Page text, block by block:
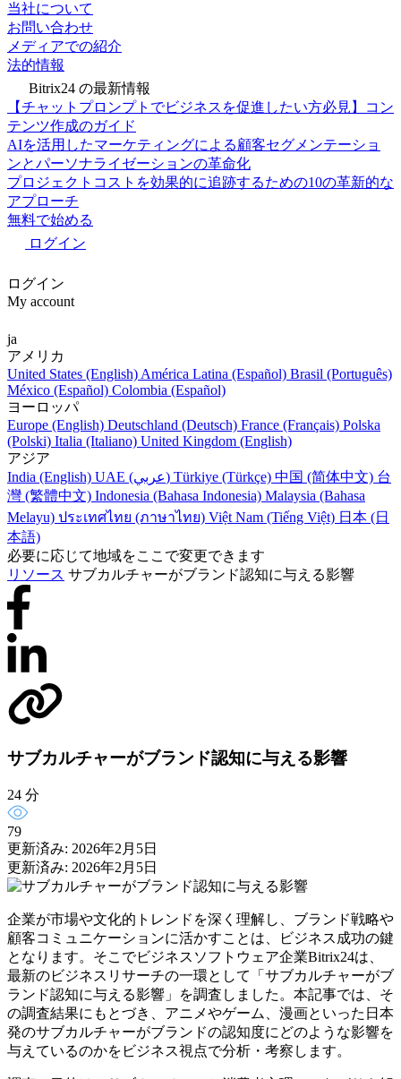
当社について
お問い合わせ
メディアでの紹介
法的情報
Bitrix24 の最新情報
【チャットプロンプトでビジネスを促進したい方必見】コン
テンツ作成のガイド
AIを活用したマーケティングによる顧客セグメンテーショ
ンとパーソナライゼーションの革命化
プロジェクトコストを効果的に追跡するための10の革新的な
アプローチ
無料で始める
ログイン
ログイン
My account
ja
アメリカ
United States (English) América Latina (Español) Brasil (Português)
México (Español) Colombia (Español)
ヨーロッパ
Europe (English) Deutschland (Deutsch) France (Français) Polska
(Polski) Italia (Italiano) United Kingdom (English)
アジア
India (English)
UAE (عربي) Türkiye (Türkçe) 中国 (简体中文) 台
灣 (繁體中文) Indonesia (Bahasa Indonesia) Malaysia (Bahasa
Melayu) ประเทศไทย (ภาษาไทย) Việt Nam (Tiếng Việt) 日本 (日
本語)
必要に応じて地域をここで変更できます
リソース サブカルチャーがブランド認知に与える影響
サブカルチャーがブランド認知に与える影響
24 分
79
更新済み: 2026年2月5日
更新済み: 2026年2月5日
企業が市場や文化的トレンドを深く理解し、ブランド戦略や
顧客コミュニケーションに活かすことは、ビジネス成功の鍵
となります。そこでビジネスソフトウェア企業Bitrix24は、
最新のビジネスリサーチの一環として「サブカルチャーがブ
ランド認知に与える影響」を調査しました。本記事では、そ
の調査結果にもとづき、アニメやゲーム、漫画といった日本
発のサブカルチャーがブランドの認知度にどのような影響を
与えているのかをビジネス視点で分析・考察します。